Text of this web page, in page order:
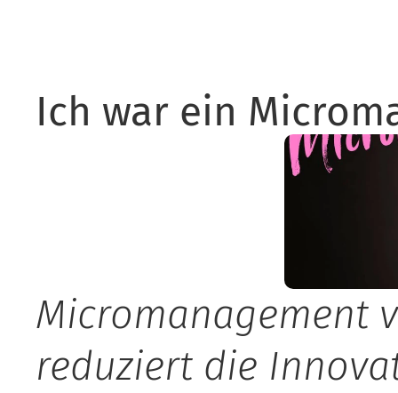
Ich war ein
Micromanagement
reduziert die